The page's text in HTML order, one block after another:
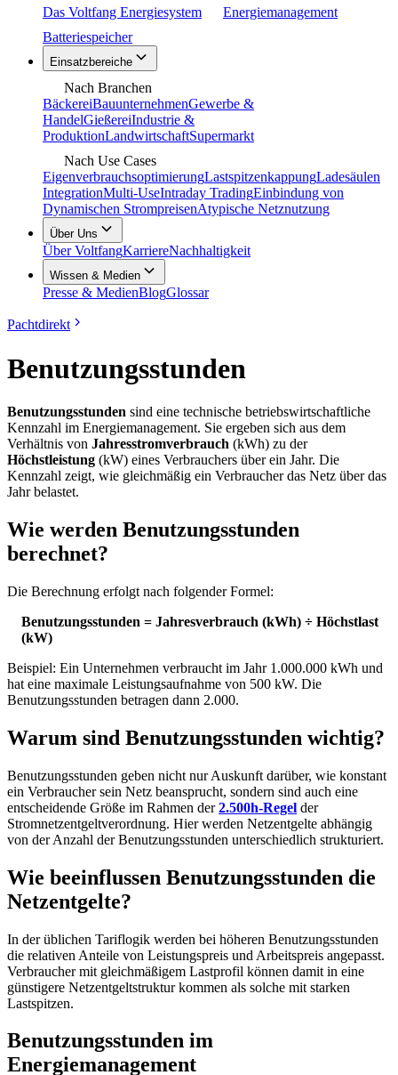
Das Voltfang Energiesystem
Energiemanagement
Batteriespeicher
Einsatzbereiche
Nach Branchen
BäckereiBauunternehmenGewerbe &
HandelGießereiIndustrie &
ProduktionLandwirtschaftSupermarkt
Nach Use Cases
EigenverbrauchsoptimierungLastspitzenkappungLadesäulen
IntegrationMulti-UseIntraday TradingEinbindung von
Dynamischen StrompreisenAtypische Netznutzung
Über Uns
Über VoltfangKarriereNachhaltigkeit
Wissen & Medien
Presse & MedienBlogGlossar
Pachtdirekt
Benutzungsstunden
Benutzungsstunden sind eine technische betriebswirtschaftliche
Kennzahl im Energiemanagement. Sie ergeben sich aus dem
Verhältnis von Jahresstromverbrauch (kWh) zu der
Höchstleistung (kW) eines Verbrauchers über ein Jahr. Die
Kennzahl zeigt, wie gleichmäßig ein Verbraucher das Netz über das
Jahr belastet.
Wie werden Benutzungsstunden
berechnet?
Die Berechnung erfolgt nach folgender Formel:
Benutzungsstunden = Jahresverbrauch (kWh) ÷ Höchstlast
(kW)
Beispiel: Ein Unternehmen verbraucht im Jahr 1.000.000 kWh und
hat eine maximale Leistungsaufnahme von 500 kW. Die
Benutzungsstunden betragen dann 2.000.
Warum sind Benutzungsstunden wichtig?
Benutzungsstunden geben nicht nur Auskunft darüber, wie konstant
ein Verbraucher sein Netz beansprucht, sondern sind auch eine
entscheidende Größe im Rahmen der2.500h-Regel der
Stromnetzentgeltverordnung. Hier werden Netzentgelte abhängig
von der Anzahl der Benutzungsstunden unterschiedlich strukturiert.
Wie beeinflussen Benutzungsstunden die
Netzentgelte?
In der üblichen Tariflogik werden bei höheren Benutzungsstunden
die relativen Anteile von Leistungspreis und Arbeitspreis angepasst.
Verbraucher mit gleichmäßigem Lastprofil können damit in eine
günstigere Netzentgeltstruktur kommen als solche mit starken
Lastspitzen.
Benutzungsstunden im
Energiemanagement